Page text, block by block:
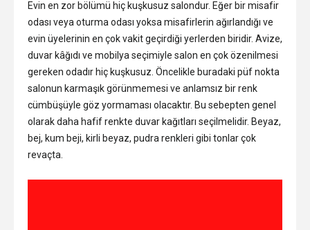
Evin en zor bölümü hiç kuşkusuz salondur. Eğer bir misafir
odası veya oturma odası yoksa misafirlerin ağırlandığı ve
evin üyelerinin en çok vakit geçirdiği yerlerden biridir. Avize,
duvar kâğıdı ve mobilya seçimiyle salon en çok özenilmesi
gereken odadır hiç kuşkusuz. Öncelikle buradaki püf nokta
salonun karmaşık görünmemesi ve anlamsız bir renk
cümbüşüyle göz yormaması olacaktır. Bu sebepten genel
olarak daha hafif renkte duvar kağıtları seçilmelidir. Beyaz,
bej, kum beji, kirli beyaz, pudra renkleri gibi tonlar çok
revaçta.